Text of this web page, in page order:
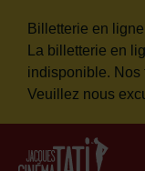
Flash info
Billetterie en ligne
La billetterie en
indisponible. Nos
Veuillez nous